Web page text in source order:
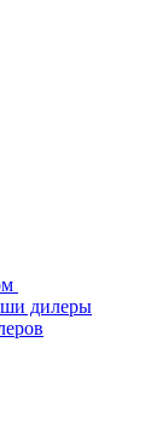
дилеры